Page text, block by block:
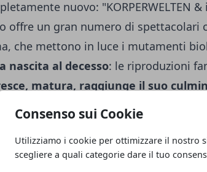
Consenso sui Cookie
Utilizziamo i cookie per ottimizzare il nostro
scegliere a quali categorie dare il tuo
nuovo: "KORPERWELTEN
offre un gran numero di spettacolari
che mettono in luce i mutamenti
nascita al decesso: le riproduzioni
matura, raggiunge il suo
durante il processo d'
e la dottoressa Angelina Whalley
contribuisocono anche ad una
di ogni singolo individuo